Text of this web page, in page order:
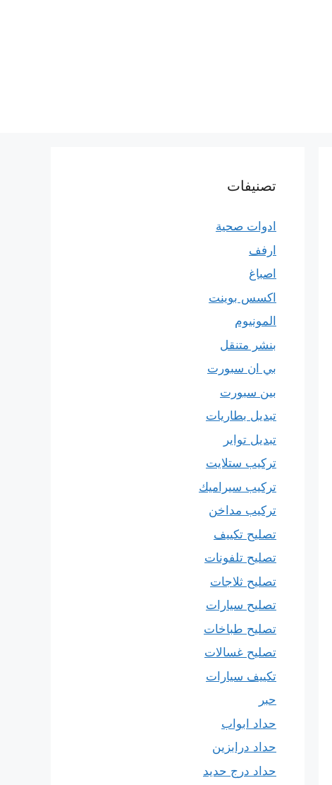
تصنيفات
ادوات صحية
ارفف
اصباغ
اكسس بوينت
المونيوم
بنشر متنقل
بي ان سبورت
بين سبورت
تبديل بطاريات
تبديل تواير
تركيب ستلايت
تركيب سيراميك
تركيب مداخن
تصليح تكييف
تصليح تلفونات
تصليح ثلاجات
تصليح سيارات
تصليح طباخات
تصليح غسالات
تكييف سيارات
حبر
حداد ابواب
حداد درابزين
حداد درج حديد